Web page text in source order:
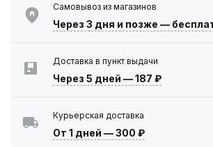
Самовывоз из магазинов
Через 3 дня и позже —
Доставка в пункт выдачи
Через 5 дней —187 ₽
Курьерская доставка
От 1 дней —300 ₽